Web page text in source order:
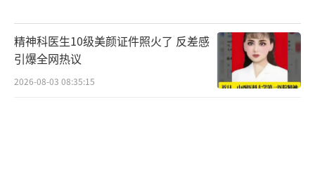
精神科医生10级美颜证件照火了 反差感
引爆全网热议
2026-08-03 08:35:15